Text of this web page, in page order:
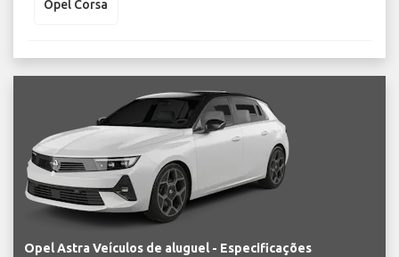
Opel Corsa
Opel Astra Veículos de aluguel - Especificações